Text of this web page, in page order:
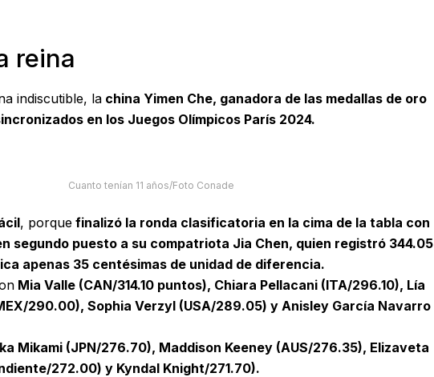
reina
indiscutible, la china Yimen Che, ganadora de las medallas de oro
en los Juegos Olímpicos París 2024.
Cuanto tenían 11 años/Foto Conade
, porque finalizó la ronda clasificatoria en la cima de la tabla con
segundo puesto a su compatriota Jia Chen, quien registró 344.05
apenas 35 centésimas de unidad de diferencia.
Mia Valle (CAN/314.10 puntos), Chiara Pellacani (ITA/296.10), Lía
290.00), Sophia Verzyl (USA/289.05) y Anisley García Navarro
Mikami (JPN/276.70), Maddison Keeney (AUS/276.35), Elizaveta
272.00) y Kyndal Knight/271.70).